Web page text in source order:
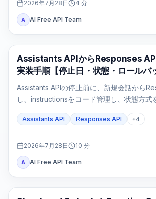
2026年7月28日 4 分
A AI Free API Team
APIガイド
Assistants APIからResponses
実装手順【停止日・状態・ロールバ
Assistants APIの停止前に、新規会話から
し、instructionsをコード管理し、状態方式
loopとFile Searchを実測してからfeature
す。
Assistants API Responses API +4
2026年7月28日 10 分
A AI Free API Team